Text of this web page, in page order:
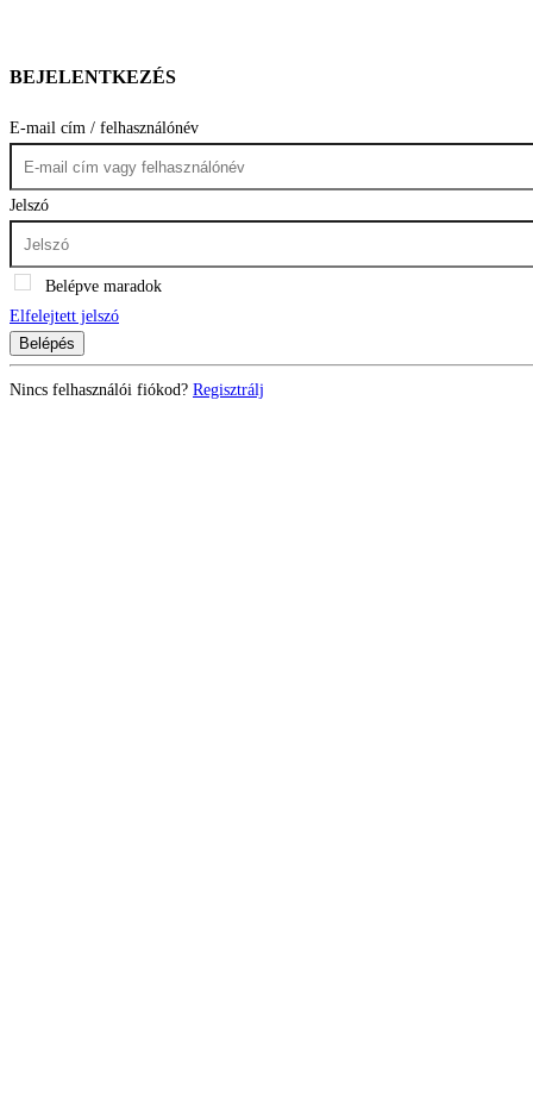
BEJELENTKEZÉS
E-mail cím / felhasználónév
Jelszó
Belépve maradok
Elfelejtett jelszó
Belépés
Nincs felhasználói fiókod? Regisztrálj